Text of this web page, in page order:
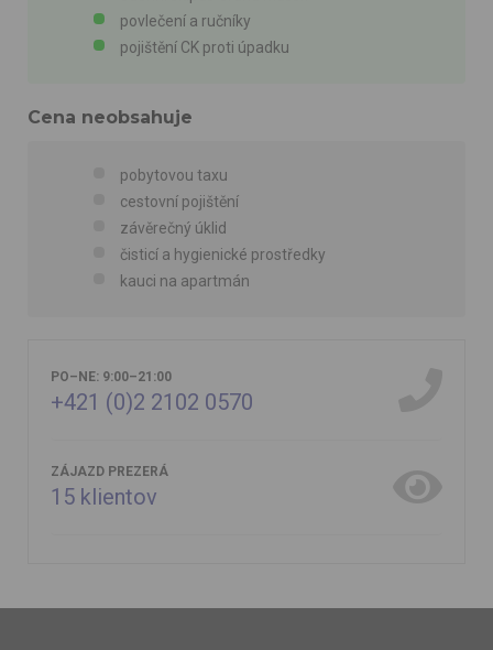
povlečení a ručníky
pojištění CK proti úpadku
Cena neobsahuje
pobytovou taxu
cestovní pojištění
závěrečný úklid
čisticí a hygienické prostředky
kauci na apartmán
PO–NE: 9:00–21:00
+421 (0)2 2102 0570
ZÁJAZD PREZERÁ
15 klientov